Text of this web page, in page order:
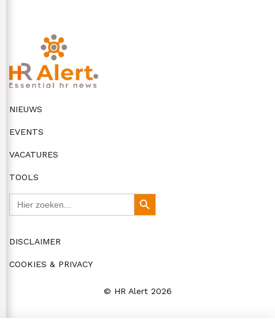
NIEUWS
EVENTS
VACATURES
TOOLS
Zoekknop
DISCLAIMER
COOKIES & PRIVACY
© HR Alert 2026